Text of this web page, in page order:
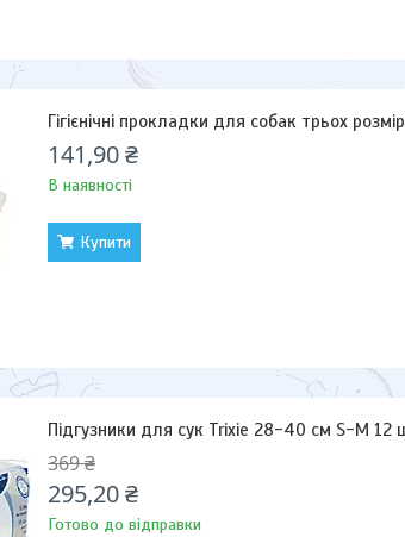
Гігієнічні прокладки для собак трьох
141,90 ₴
В наявності
Купити
Підгузники для сук Trixie 28-40 см S-M 12
369 ₴
295,20 ₴
Готово до відправки